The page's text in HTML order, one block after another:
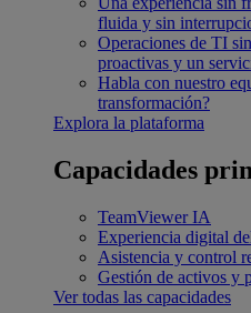
fluida y sin
Operaciones de TI
proactivas y un
Habla con nuestro
transformación?
Explora la plataforma
Capacidades
TeamViewer IA
Experiencia digital
Asistencia y control
Gestión de activos y
Ver todas las capacidades